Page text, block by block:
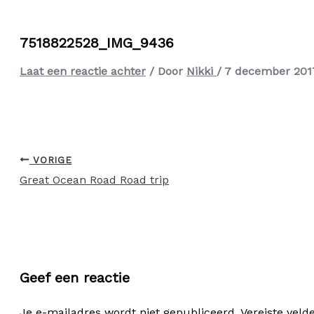
7518822528_IMG_9436
Laat een reactie achter / Door Nikki / 7 december
VORIGE
Great Ocean Road Road trip
Geef een reactie